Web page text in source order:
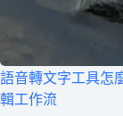
語音轉文字工具怎
輯工作流